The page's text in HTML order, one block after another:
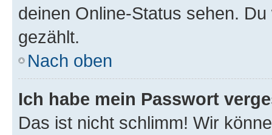
deinen Online-Status sehen.
gezählt.
Nach oben
Ich habe mein Passwort
Das ist nicht schlimm! Wir